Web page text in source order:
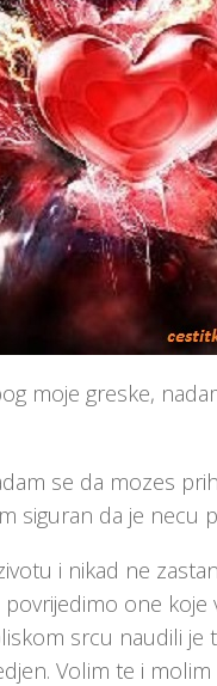
moje greske,
se da mozes
siguran da je necu
i nikad ne
one koje
srcu naudili je
Volim te i